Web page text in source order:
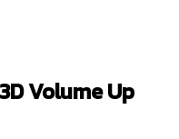
Volume Up